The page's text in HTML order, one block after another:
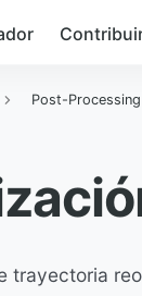
Post-Processing
trayectoria